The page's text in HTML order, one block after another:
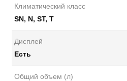
Климатический класс
SN, N, ST, T
Дисплей
Есть
Общий объем (л)